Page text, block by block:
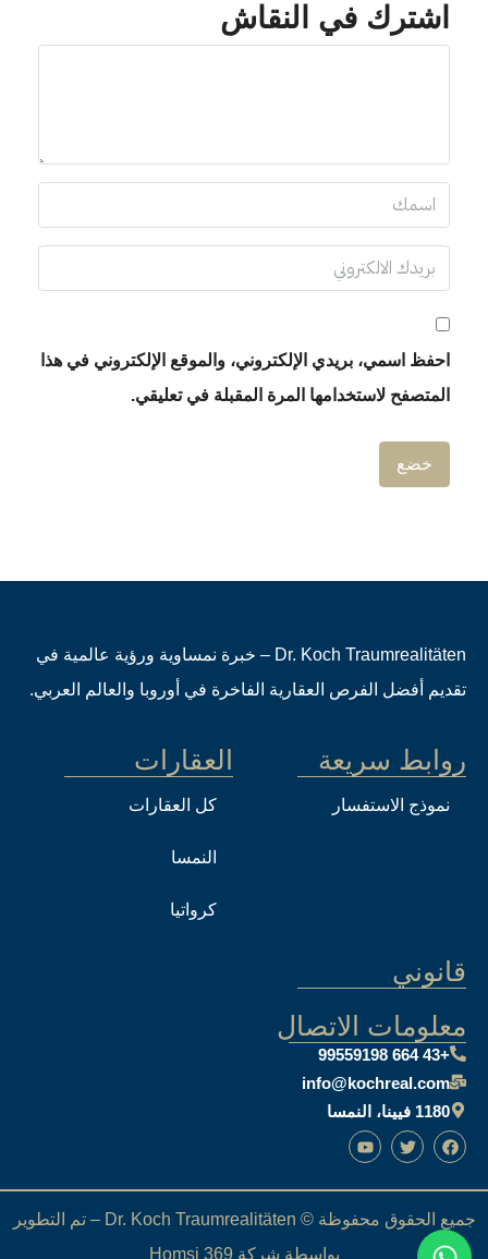
اشترك في النقاش
احفظ اسمي، بريدي الإلكتروني، والموقع الإلكتروني في هذا
المتصفح لاستخدامها المرة المقبلة في تعليقي.
Dr. Koch Traumrealitäten – خبرة نمساوية ورؤية عالمية في
تقديم أفضل الفرص العقارية الفاخرة في أوروبا والعالم العربي.
روابط سريعة
نموذج الاستفسار
العقارات
كل العقارات
النمسا
كرواتيا
قانوني
معلومات الاتصال
+43 664 99559198
info@kochreal.com
1180 فيينا، النمسا
جميع الحقوق محفوظة © Dr. Koch Traumrealitäten – تم التطوير
بواسطة شركة Homsi 369